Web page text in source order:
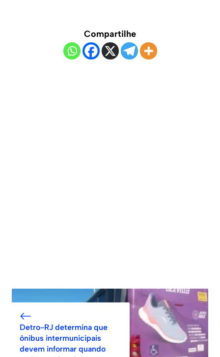
Compartilhe
Detro-RJ determina que
ônibus intermunicipais
devem informar quando